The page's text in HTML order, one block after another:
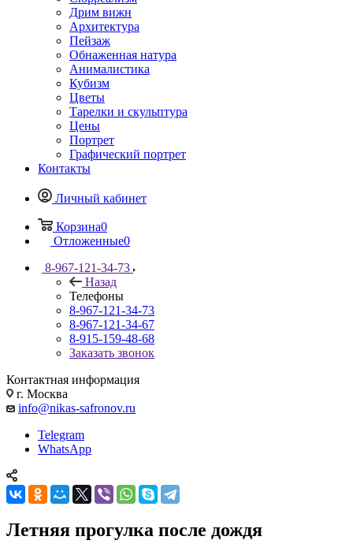
Дрим вижн
Архитектура
Пейзаж
Обнаженная натура
Анималистика
Кубизм
Цветы
Тарелки и скульптура
Цены
Портрет
Графический портрет
Контакты
Личный кабинет
Корзина0
Отложенные0
8-967-121-34-73
Назад
Телефоны
8-967-121-34-73
8-967-121-34-67
8-915-159-48-68
Заказать звонок
Контактная информация
г. Москва
info@nikas-safronov.ru
Telegram
WhatsApp
Летняя прогулка после дождя